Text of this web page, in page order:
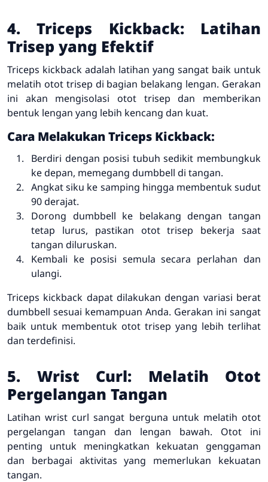
4. Triceps Kickback: Latihan
Trisep yang Efektif
Triceps kickback adalah latihan yang sangat baik untuk
melatih otot trisep di bagian belakang lengan. Gerakan
ini akan mengisolasi otot trisep dan memberikan
bentuk lengan yang lebih kencang dan kuat.
Cara Melakukan Triceps Kickback:
Berdiri dengan posisi tubuh sedikit membungkuk
ke depan, memegang dumbbell di tangan.
Angkat siku ke samping hingga membentuk sudut
90 derajat.
Dorong dumbbell ke belakang dengan tangan
tetap lurus, pastikan otot trisep bekerja saat
tangan diluruskan.
Kembali ke posisi semula secara perlahan dan
ulangi.
Triceps kickback dapat dilakukan dengan variasi berat
dumbbell sesuai kemampuan Anda. Gerakan ini sangat
baik untuk membentuk otot trisep yang lebih terlihat
dan terdefinisi.
5. Wrist Curl: Melatih Otot
Pergelangan Tangan
Latihan wrist curl sangat berguna untuk melatih otot
pergelangan tangan dan lengan bawah. Otot ini
penting untuk meningkatkan kekuatan genggaman
dan berbagai aktivitas yang memerlukan kekuatan
tangan.